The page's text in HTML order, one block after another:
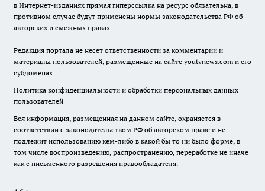
в Интернет-изданиях прямая гиперссылка на ресурс обязательна, в
противном случае будут применены нормы законодательства РФ об
авторских и смежных правах.
Редакция портала не несет ответственности за комментарии и
материалы пользователей, размещенные на сайте youtvnews.com и его
субдоменах.
Политика конфиденциальности и обработки персональных данных
пользователей
Вся информация, размещенная на данном сайте, охраняется в
соответствии с законодательством РФ об авторском праве и не
подлежит использованию кем-либо в какой бы то ни было форме, в
том числе воспроизведению, распространению, переработке не иначе
как с письменного разрешения правообладателя.